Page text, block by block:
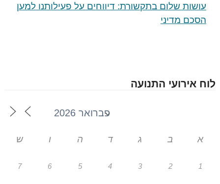
עושות שלום בתקשורת: דיווחים על פעילותנו למען
הסכם מדיני
לוח אירועי התנועה
א ב ג ד ה ו ש
1
2
3
4
5
6
7